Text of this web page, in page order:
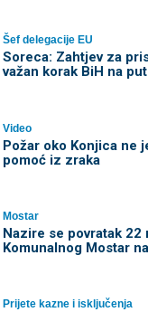
Šef delegacije EU
Soreca: Zahtjev za
važan korak BiH na
Video
Požar oko Konjica ne
pomoć iz zraka
Mostar
Nazire se povratak 22
Komunalnog Mostar
Prijete kazne i isključenja